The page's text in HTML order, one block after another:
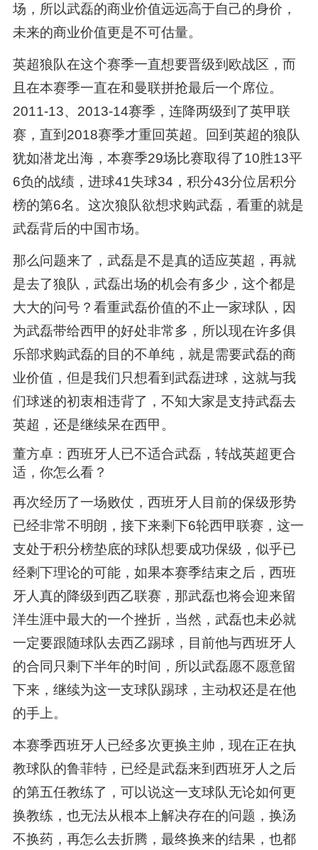
场，所以武磊的商业价值远远高于自己的身价，
未来的商业价值更是不可估量。
英超狼队在这个赛季一直想要晋级到欧战区，而
且在本赛季一直在和曼联拼抢最后一个席位。
2011-13、2013-14赛季，连降两级到了英甲联
赛，直到2018赛季才重回英超。回到英超的狼队
犹如潜龙出海，本赛季29场比赛取得了10胜13平
6负的战绩，进球41失球34，积分43分位居积分
榜的第6名。这次狼队欲想求购武磊，看重的就是
武磊背后的中国市场。
那么问题来了，武磊是不是真的适应英超，再就
是去了狼队，武磊出场的机会有多少，这个都是
大大的问号？看重武磊价值的不止一家球队，因
为武磊带给西甲的好处非常多，所以现在许多俱
乐部求购武磊的目的不单纯，就是需要武磊的商
业价值，但是我们只想看到武磊进球，这就与我
们球迷的初衷相违背了，不知大家是支持武磊去
英超，还是继续呆在西甲。
董方卓：西班牙人已不适合武磊，转战英超更合
适，你怎么看？
再次经历了一场败仗，西班牙人目前的保级形势
已经非常不明朗，接下来剩下6轮西甲联赛，这一
支处于积分榜垫底的球队想要成功保级，似乎已
经剩下理论的可能，如果本赛季结束之后，西班
牙人真的降级到西乙联赛，那武磊也将会迎来留
洋生涯中最大的一个挫折，当然，武磊也未必就
一定要跟随球队去西乙踢球，目前他与西班牙人
的合同只剩下半年的时间，所以武磊愿不愿意留
下来，继续为这一支球队踢球，主动权还是在他
的手上。
本赛季西班牙人已经多次更换主帅，现在正在执
教球队的鲁菲特，已经是武磊来到西班牙人之后
的第五任教练了，可以说这一支球队无论如何更
换教练，也无法从根本上解决存在的问题，换汤
不换药，再怎么去折腾，最终换来的结果，也都